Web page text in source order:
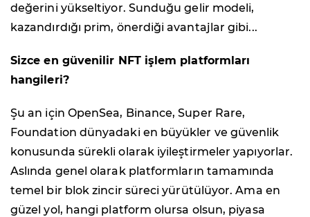
değerini yükseltiyor. Sunduğu gelir modeli,
kazandırdığı prim, önerdiği avantajlar gibi...
Sizce en güvenilir NFT işlem platformları
hangileri?
Şu an için OpenSea, Binance, Super Rare,
Foundation dünyadaki en büyükler ve güvenlik
konusunda sürekli olarak iyileştirmeler yapıyorlar.
Aslında genel olarak platformların tamamında
temel bir blok zincir süreci yürütülüyor. Ama en
güzel yol, hangi platform olursa olsun, piyasa